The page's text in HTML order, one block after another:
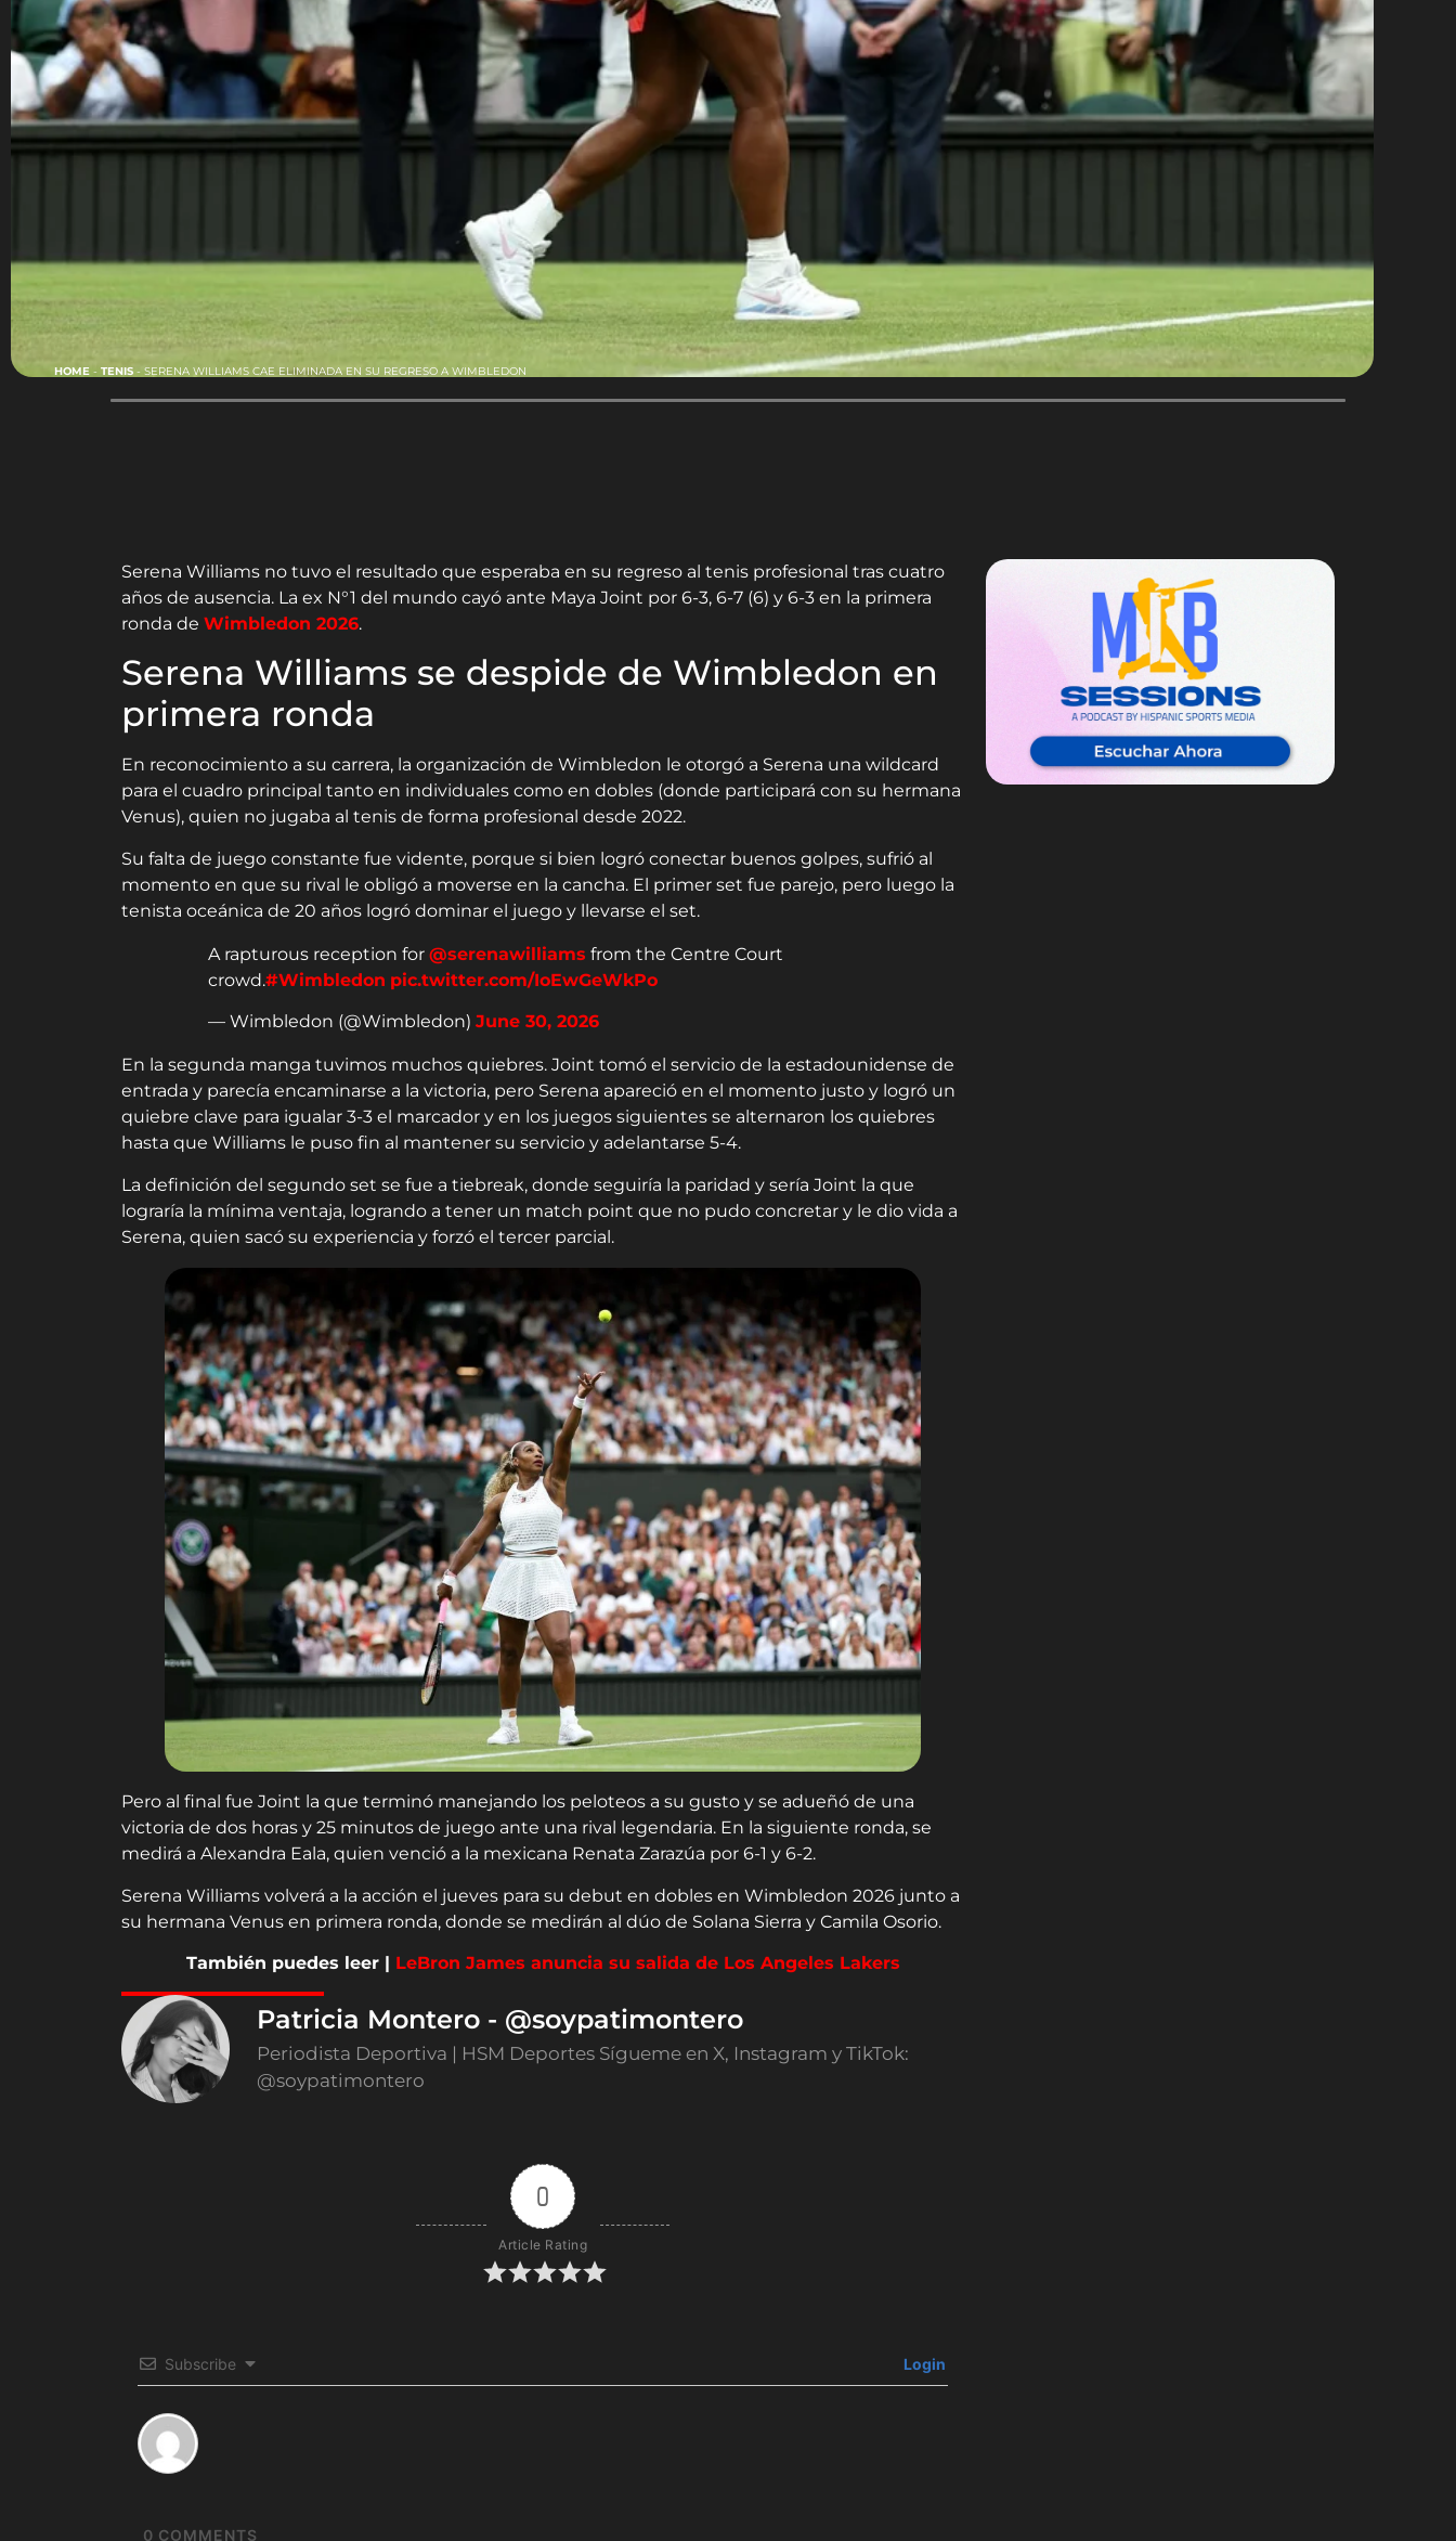
HOME- TENIS- SERENA WILLIAMS CAE ELIMINADA EN SU REGRESO A WIMBLEDON
Serena Williams no tuvo el resultado que esperaba en su regreso al tenis profesional tras cuatro
años de ausencia. La ex N°1 del mundo cayó ante Maya Joint por 6-3, 6-7 (6) y 6-3 en la primera
ronda de Wimbledon 2026.
Serena Williams se despide de Wimbledon en
primera ronda
En reconocimiento a su carrera, la organización de Wimbledon le otorgó a Serena una wildcard
para el cuadro principal tanto en individuales como en dobles (donde participará con su hermana
Venus), quien no jugaba al tenis de forma profesional desde 2022.
Su falta de juego constante fue vidente, porque si bien logró conectar buenos golpes, sufrió al
momento en que su rival le obligó a moverse en la cancha. El primer set fue parejo, pero luego la
tenista oceánica de 20 años logró dominar el juego y llevarse el set.
A rapturous reception for @serenawilliams from the Centre Court
crowd.#Wimbledon pic.twitter.com/IoEwGeWkPo
— Wimbledon (@Wimbledon) June 30, 2026
En la segunda manga tuvimos muchos quiebres. Joint tomó el servicio de la estadounidense de
entrada y parecía encaminarse a la victoria, pero Serena apareció en el momento justo y logró un
quiebre clave para igualar 3-3 el marcador y en los juegos siguientes se alternaron los quiebres
hasta que Williams le puso fin al mantener su servicio y adelantarse 5-4.
La definición del segundo set se fue a tiebreak, donde seguiría la paridad y sería Joint la que
lograría la mínima ventaja, logrando a tener un match point que no pudo concretar y le dio vida a
Serena, quien sacó su experiencia y forzó el tercer parcial.
Pero al final fue Joint la que terminó manejando los peloteos a su gusto y se adueñó de una
victoria de dos horas y 25 minutos de juego ante una rival legendaria. En la siguiente ronda, se
medirá a Alexandra Eala, quien venció a la mexicana Renata Zarazúa por 6-1 y 6-2.
Serena Williams volverá a la acción el jueves para su debut en dobles en Wimbledon 2026 junto a
su hermana Venus en primera ronda, donde se medirán al dúo de Solana Sierra y Camila Osorio.
También puedes leer | LeBron James anuncia su salida de Los Angeles Lakers
Patricia Montero - @soypatimontero
Periodista Deportiva | HSM Deportes Sígueme en X, Instagram y TikTok:
@soypatimontero
0
Article Rating
Subscribe Login
0 COMMENTS